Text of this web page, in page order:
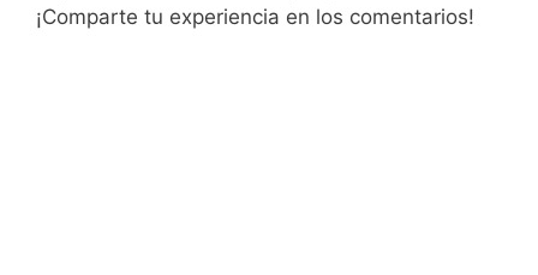
¡Comparte tu experiencia en los comentarios!